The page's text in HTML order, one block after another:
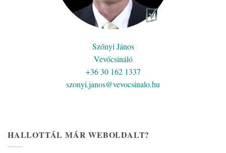
Szőnyi János
Vevőcsináló
+36 30 162 1337
szonyi.janos@vevocsinalo.hu
HALLOTTÁL MÁR WEBOLDALT?